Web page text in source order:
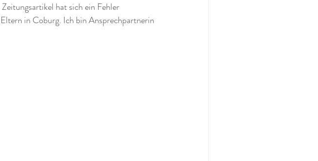
hat sich ein Fehler
in Coburg. Ich bin Ansprechpartnerin